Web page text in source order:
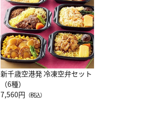
新千歳空港発 冷凍空弁セット
（6種）
7,560円 （税込）